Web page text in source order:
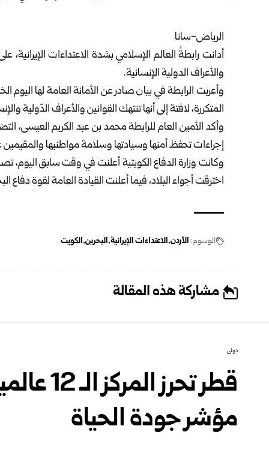
الرياض-سانا
أدانت رابطةُ العالم الإسلاميبشدة الاعتداءات الإيرانية،
والأعراف الدولية الإنسانية.
وأعربت الرابطة في بيان صادر عن الأمانة العامة لها اليوم
المتكررة، لافتة إلى أنها تنتهك القوانين والأعراف
وأكد الأمين العام للرابطة محمد بن عبد الكريم العيسى،
إجراءات تحفظ أمنها وسيادتها وسلامة مواطنيها والمقيمين
وكانت وزارة الدفاع الكويتية أعلنت في وقت سابق
اخترقت أجواء البلاد، فيما أعلنت القيادة العامة لقوة دفاع
الوسوم: الأردن الاعتداءات الإيرانية البحرين الكويت
مشاركة هذه المقالة
دولي
مؤشر جودة الحياة